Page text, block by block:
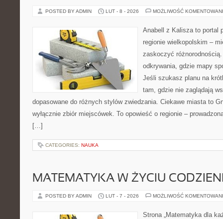
POSTED BY ADMIN LUT - 8 - 2026 MOŻLIWOŚĆ
Anabell z Kalisza to portal
regionie wielkopolskim –
zaskoczyć
odkrywania, gdzie mapy
Jeśli szukasz planu na
tam, gdzie nie zaglądają
dopasowane do różnych stylów zwiedzania. Ciekawe miasta to
wyłącznie zbiór miejscówek. To opowieść o regionie –
[…]
CATEGORIES: NAUKA
MATEMATYKA W ŻYCIU
POSTED BY ADMIN LUT - 7 - 2026 MOŻLIWOŚĆ
Strona „Matematyka dla